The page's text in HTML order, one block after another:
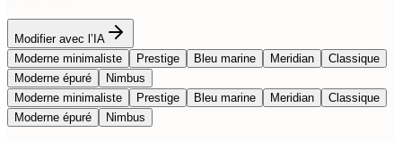
Modifier avec l’IA
Moderne minimaliste
Prestige Bleu marine Meridian
Classique
Moderne épuré
Nimbus
Moderne minimaliste
Prestige Bleu marine Meridian
Classique
Moderne épuré
Nimbus